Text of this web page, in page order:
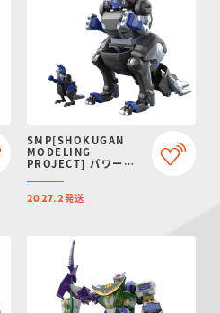
SMP[SHOKUGAN
MODELING
PROJECT] パワーア
トラ ガオワラビー【プ
レミアムバンダイ限
2027.2発送